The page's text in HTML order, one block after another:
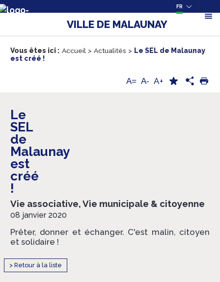
FR
VILLE DE MALAUNAY
Vous êtes ici : Accueil > Actualités > Le SEL de Malaunay
est créé !
A= A- A+
Le
SEL
de
Malaunay
est
créé
!
Vie associative, Vie municipale & citoyenne
08 janvier 2020
Prêter, donner et échanger. C'est malin, citoyen
et solidaire !
> Retour à la liste